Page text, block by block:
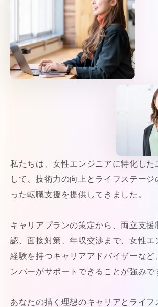
私たちは、女性エンジニアに特化した
して、技術力の向上とライフステージ
った転職支援を提供してきました。
キャリアプランの策定から、両立支援
認、面接対策、年収交渉まで、女性エ
経験を持つキャリアアドバイザーなど
ンバーがサポートできることが強みで
あなたの描く理想のキャリアとライフ